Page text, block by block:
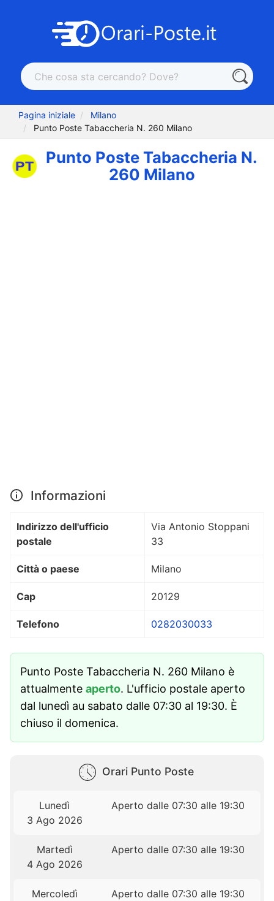
Pagina iniziale
Milano
Punto Poste Tabaccheria N. 260 Milano
Punto Poste Tabaccheria N.
260 Milano
Informazioni
Indirizzo dell'ufficio
postale
Via Antonio Stoppani
33
Città o paese Milano
Cap 20129
Telefono 0282030033
Punto Poste Tabaccheria N. 260 Milano è
attualmente aperto. L'ufficio postale aperto
dal lunedì au sabato dalle 07:30 al 19:30. È
chiuso il domenica.
Orari Punto Poste
Lunedì
3 Ago 2026
Aperto dalle 07:30 alle 19:30
Martedì
4 Ago 2026
Aperto dalle 07:30 alle 19:30
Mercoledì
Aperto dalle 07:30 alle 19:30